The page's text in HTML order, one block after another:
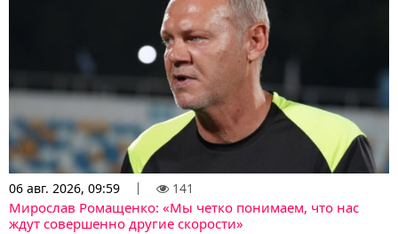
06 авг. 2026, 09:59 141
Мирослав Ромащенко: «Мы четко понимаем, что нас
ждут совершенно другие скорости»